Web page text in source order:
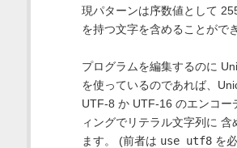
現パターンは序数値として
を持つ文字を含めることがで
プログラムを編集するのに
を使っているのであれば、
UTF-8 か UTF-16 のエンコー
ィングでリテラル文字列に 含
ます。 (前者は use utf8を